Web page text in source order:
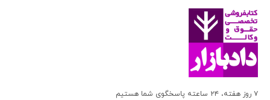
۷ روز هفته، ۲۴ ساعته پاسخگوی شما هستیم